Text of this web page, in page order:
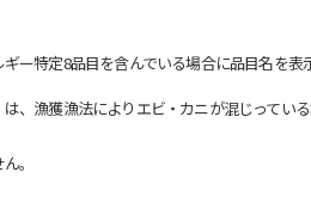
特定8品目を含んでいる場合に品目名を表
漁獲漁法によりエビ・カニが混じってい
。